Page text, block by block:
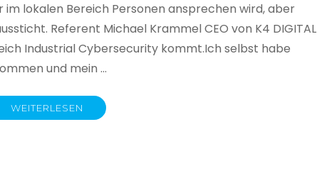
lokalen Bereich Personen ansprechen wird, aber
Referent Michael Krammel CEO von K4 DIGITAL
Industrial Cybersecurity kommt.Ich selbst habe
und mein …
WEITERLESEN